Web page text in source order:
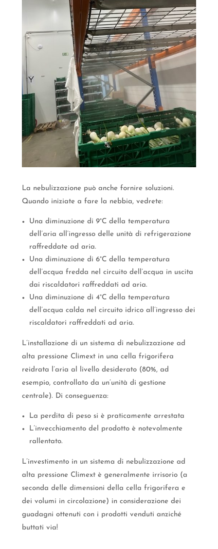
La nebulizzazione può anche fornire soluzioni.
Quando iniziate a fare la nebbia, vedrete:
Una diminuzione di 9°C della temperatura
dell’aria all’ingresso delle unità di refrigerazione
raffreddate ad aria.
Una diminuzione di 6°C della temperatura
dell’acqua fredda nel circuito dell’acqua in uscita
dai riscaldatori raffreddati ad aria.
Una diminuzione di 4°C della temperatura
dell’acqua calda nel circuito idrico all’ingresso dei
riscaldatori raffreddati ad aria.
L’installazione di un sistema di nebulizzazione ad
alta pressione Climext in una cella frigorifera
reidrata l’aria al livello desiderato (80%, ad
esempio, controllato da un’unità di gestione
centrale). Di conseguenza:
La perdita di peso si è praticamente arrestata
L’invecchiamento del prodotto è notevolmente
rallentato.
L’investimento in un sistema di nebulizzazione ad
alta pressione Climext è generalmente irrisorio (a
seconda delle dimensioni della cella frigorifera e
dei volumi in circolazione) in considerazione dei
guadagni ottenuti con i prodotti venduti anziché
buttati via!